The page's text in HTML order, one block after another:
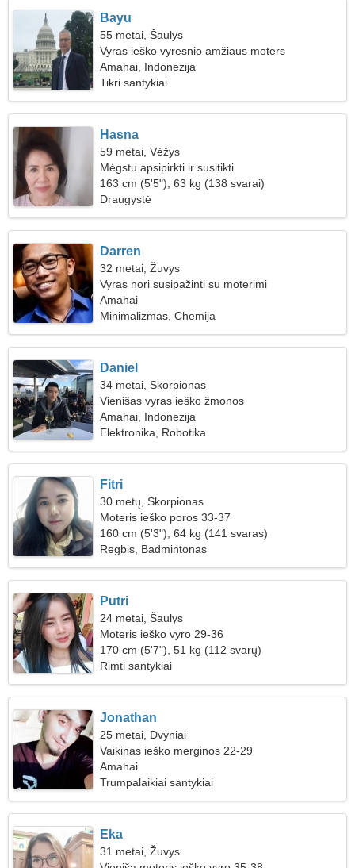
Bayu
55 metai, Šaulys
Vyras ieško vyresnio amžiaus moters
Amahai, Indonezija
Tikri santykiai
Hasna
59 metai, Vėžys
Mėgstu apsipirkti ir susitikti
163 cm (5'5"), 63 kg (138 svarai)
Draugystė
Darren
32 metai, Žuvys
Vyras nori susipažinti su moterimi
Amahai
Minimalizmas, Chemija
Daniel
34 metai, Skorpionas
Vienišas vyras ieško žmonos
Amahai, Indonezija
Elektronika, Robotika
Fitri
30 metų, Skorpionas
Moteris ieško poros 33-37
160 cm (5'3"), 64 kg (141 svaras)
Regbis, Badmintonas
Putri
24 metai, Šaulys
Moteris ieško vyro 29-36
170 cm (5'7"), 51 kg (112 svarų)
Rimti santykiai
Jonathan
25 metai, Dvyniai
Vaikinas ieško merginos 22-29
Amahai
Trumpalaikiai santykiai
Eka
31 metai, Žuvys